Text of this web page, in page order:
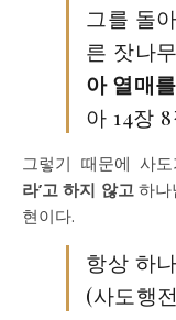
그를 돌
른 잣나
아 열매
아 14장
그렇기 때문에 사
라’고 하지 않고하나
현이다.
항상 하
(사도행